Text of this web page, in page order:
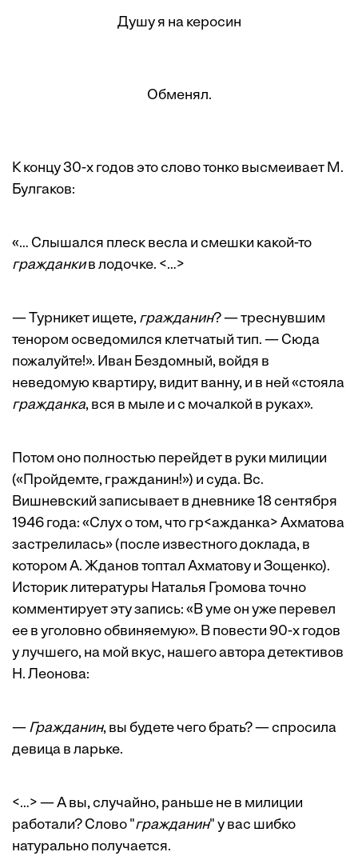
Душу я на керосин
Обменял.
К концу 30-х годов это слово тонко высмеивает М.
Булгаков:
«… Слышался плеск весла и смешки какой-то
гражданкив лодочке. <…>
— Турникет ищете, гражданин? — треснувшим
тенором осведомился клетчатый тип. — Сюда
пожалуйте!». Иван Бездомный, войдя в
неведомую квартиру, видит ванну, и в ней «стояла
гражданка, вся в мыле и с мочалкой в руках».
Потом оно полностью перейдет в руки милиции
(«Пройдемте, гражданин!») и суда. Вс.
Вишневский записывает в дневнике 18 сентября
1946 года: «Слух о том, что гр<ажданка> Ахматова
застрелилась» (после известного доклада, в
котором А. Жданов топтал Ахматову и Зощенко).
Историк литературы Наталья Громова точно
комментирует эту запись: «В уме он уже перевел
ее в уголовно обвиняемую». В повести 90-х годов
у лучшего, на мой вкус, нашего автора детективов
Н. Леонова:
— Гражданин, вы будете чего брать? — спросила
девица в ларьке.
<…> — А вы, случайно, раньше не в милиции
работали? Слово "гражданин" у вас шибко
натурально получается.